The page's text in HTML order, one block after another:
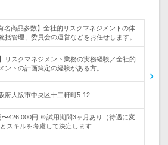
名商品多数】全社的リスクマネジメントの体
括管理、委員会の運営などをお任せします。
リスクマネジメント業務の実務経験／全社的
ントの計画策定の経験がある方。
阪府大阪市中央区十二軒町5-12
〜426,000円 ※試用期間3ヶ月あり（待遇に変
スキルを考慮して決定します